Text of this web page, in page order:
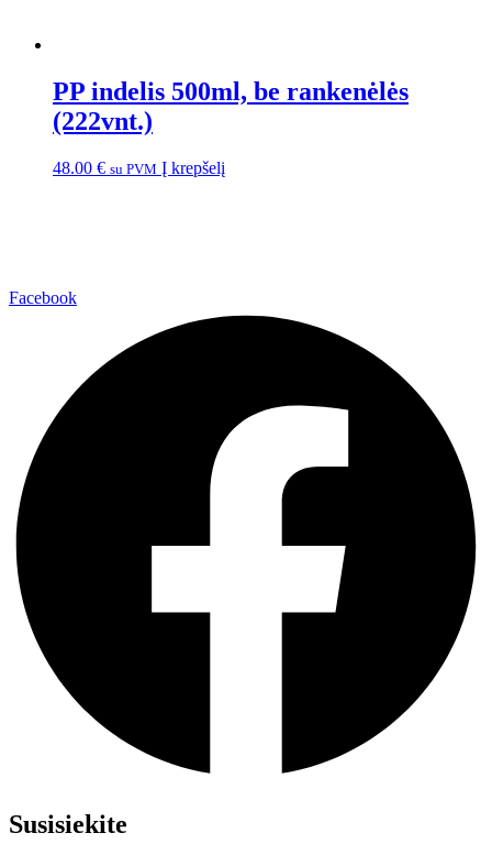
PP indelis 500ml, be rankenėlės
(222vnt.)
48.00 € su PVM Į krepšelį
Facebook
Susisiekite